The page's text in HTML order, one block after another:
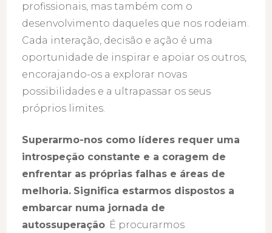
profissionais, mas também com o
desenvolvimento daqueles que nos rodeiam.
Cada interação, decisão e ação é uma
oportunidade de inspirar e apoiar os outros,
encorajando-os a explorar novas
possibilidades e a ultrapassar os seus
próprios limites.
Superarmo-nos como líderes requer uma
introspeção constante e a coragem de
enfrentar as próprias falhas e áreas de
melhoria. Significa estarmos dispostos a
embarcar numa jornada de
autossuperação. É procurarmos